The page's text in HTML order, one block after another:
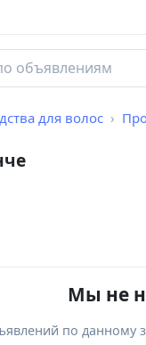
для волос
Мы не
по данному